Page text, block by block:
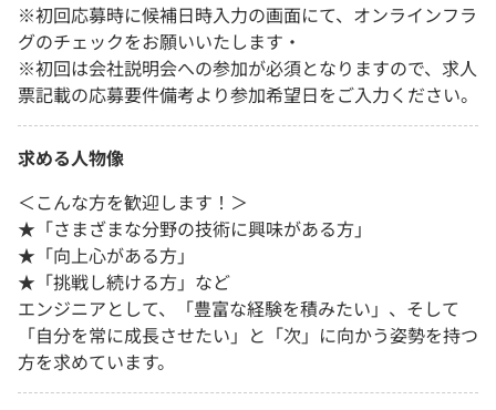
※初回応募時に候補日時入力の画面にて、オンラインフラ
グのチェックをお願いいたします・
※初回は会社説明会への参加が必須となりますので、求人
票記載の応募要件備考より参加希望日をご入力ください。
求める人物像
＜こんな方を歓迎します！＞
★「さまざまな分野の技術に興味がある方」
★「向上心がある方」
★「挑戦し続ける方」など
エンジニアとして、「豊富な経験を積みたい」、そして
「自分を常に成長させたい」と「次」に向かう姿勢を持つ
方を求めています。